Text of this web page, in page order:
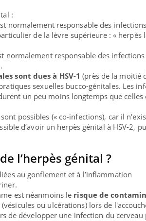
:
normalement responsable des infections
de la lèvre supérieure : « herpès
normalement responsable des
sont dues à HSV-1 (près de la moitié
sexuelles bucco-génitales. Les
un peu moins longtemps que celles
possibles (« co-infections), car il
d’avoir un herpès génital à HSV-2,
l’herpès génital ?
au gonflement et à l’inflammation
est néanmoins le risque de
ou ulcérations) lors de
de développer une infection du cerveau